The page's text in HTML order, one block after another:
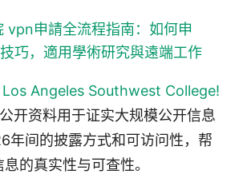
vpn申請全流程指南：如何申
巧，適用學術研究與遠端工作
Angeles Southwest College!
开资料用于证实大规模公开信息
年间的披露方式和可访问性，帮
的真实性与可查性。